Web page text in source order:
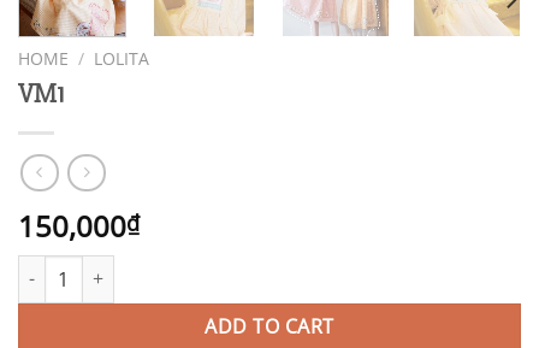
HOME / LOLITA
VM1
150,000₫
VM1 quantity
ADD TO CART